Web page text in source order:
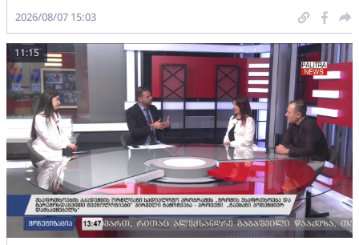
2026/08/07 15:03
11:15